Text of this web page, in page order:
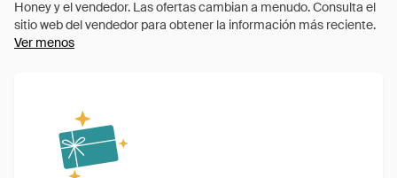
Ver menos